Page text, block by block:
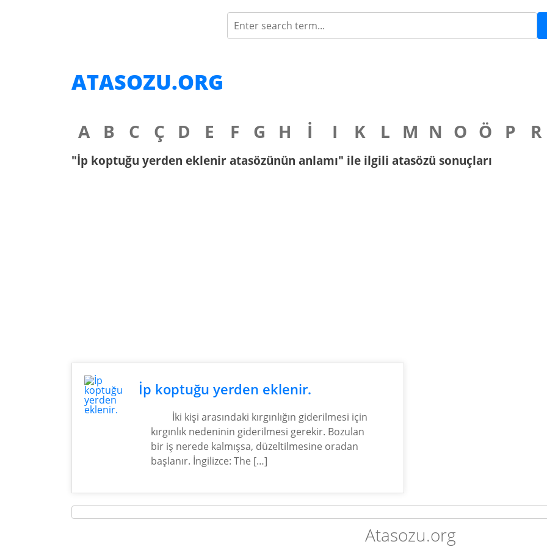
ATASOZU.ORG
A B C Ç D E F G H İ I K L M N O Ö P R
"İp koptuğu yerden eklenir atasözünün anlamı" ile ilgili atasözü sonuçları
İp koptuğu yerden eklenir.
İki kişi arasındaki kırgınlığın giderilmesi için
kırgınlık nedeninin giderilmesi gerekir. Bozulan
bir iş nerede kalmışsa, düzeltilmesine oradan
başlanır. İngilizce: The […]
Atasozu.org